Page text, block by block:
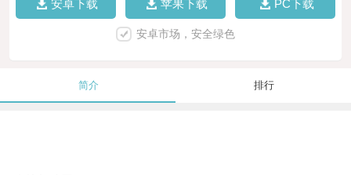
安卓下载 苹果下载 PC下载
安卓市场，安全绿色
简介 排行